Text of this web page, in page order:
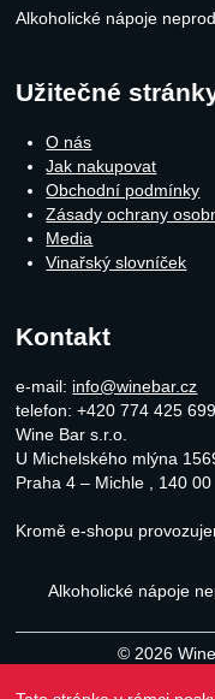
Alkoholické nápoje
Užitečné
O nás
Jak nakupovat
Obchodní podmínky
Zásady ochrany
Media
Vinařský slovníček
Kontakt
e-mail: info@winebar.cz
telefon: +420 774 425 699
Wine Bar s.r.o.
U Michelského mlýna
Praha 4 – Michle , 140 00
Kromě e-shopu
Alkoholické nápoje
© 2026